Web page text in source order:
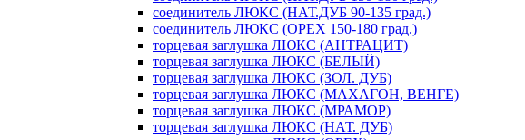
соединитель ЛЮКС (НАТ.ДУБ 90-135 град.)
соединитель ЛЮКС (ОРЕХ 150-180 град.)
торцевая заглушка ЛЮКС (АНТРАЦИТ)
торцевая заглушка ЛЮКС (БЕЛЫЙ)
торцевая заглушка ЛЮКС (ЗОЛ. ДУБ)
торцевая заглушка ЛЮКС (МАХАГОН, ВЕНГЕ)
торцевая заглушка ЛЮКС (МРАМОР)
торцевая заглушка ЛЮКС (НАТ. ДУБ)